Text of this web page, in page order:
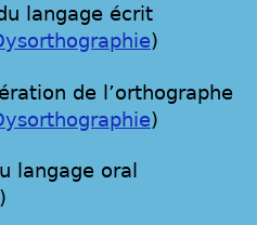
langage écrit
)
de l’orthographe
)
langage oral
)